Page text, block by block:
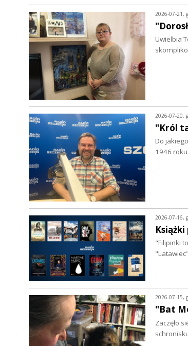
2026-07-21,
Uwielbia
2026-07-20,
"Król
Do
1946
2026-07-16,
"Filipinki
2026-07-15,
"Bat
Zaczęło